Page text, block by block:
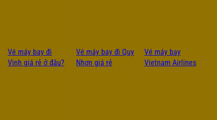
Vé máy bay đi
Vinh giá rẻ ở đâu?
Vé máy bay đi Quy
Nhơn giá rẻ
Vé máy bay
Vietnam Airlines